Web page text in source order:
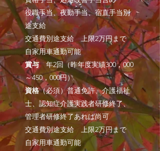
役職手当、夜勤手当、宿直手当別
途支給
交通費別途支給 上限2万円まで
自家用車通勤可能
賞与年2回（昨年度実績300，000
～450，000円）
資格（必須）普通免許、介護福祉
士、認知症介護実践者研修終了、
管理者研修終了あれば尚可
交通費別途支給 上限2万円まで
自家用車通勤可能